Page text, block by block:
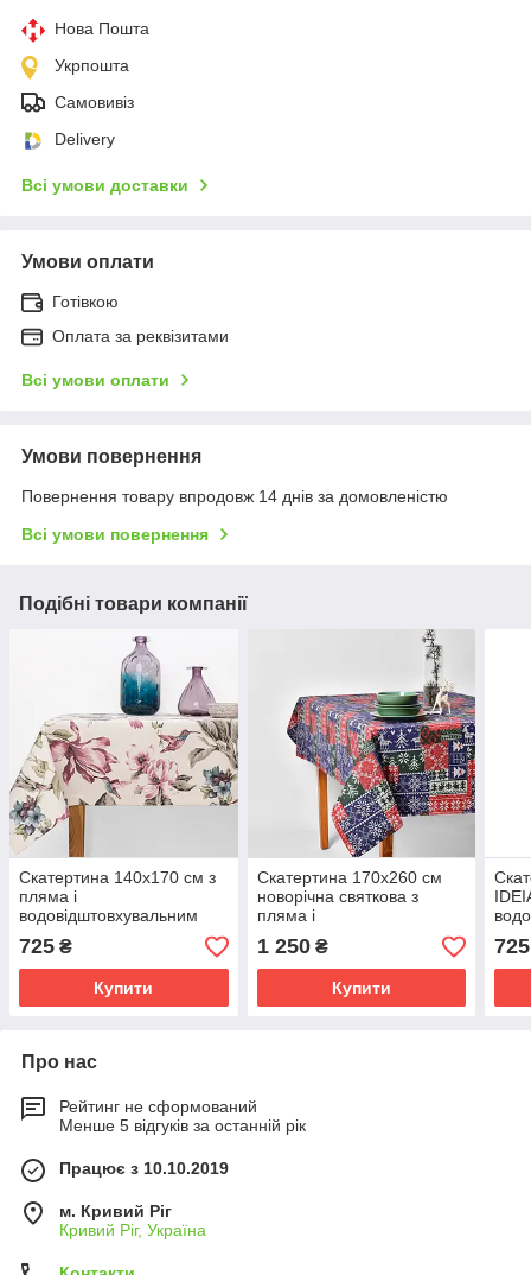
Нова Пошта
Укрпошта
Самовивіз
Delivery
Всі умови доставки
Умови оплати
Готівкою
Оплата за реквізитами
Всі умови оплати
Умови повернення
Повернення товару впродовж 14 днів за домовленістю
Всі умови повернення
Подібні товари компанії
Скатертина 140х170 см з
пляма і
водовідштовхувальним
просоченням IDEIA
бавовна колібрі пудра
725 ₴
Купити
Скатертина 170х260 см
новорічна святкова з
пляма і
водовідштовхувальним
просоченням IDEIA
бавовна орнамент
1 250₴
Купити
725
Про нас
Рейтинг не сформований
Менше 5 відгуків за останній рік
Працює з 10.10.2019
м. Кривий Ріг
Кривий Ріг, Україна